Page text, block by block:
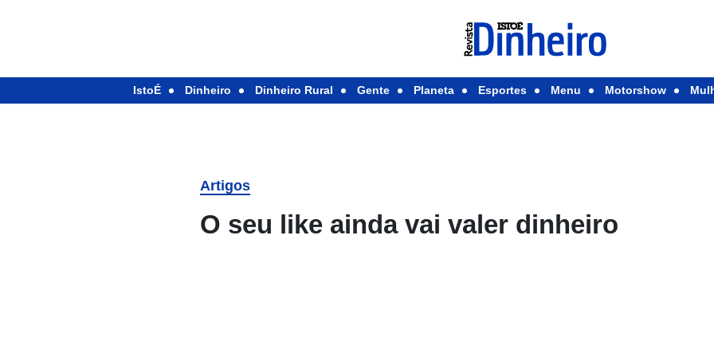
IstoÉ Dinheiro Dinheiro Rural Gente Planeta Esportes Menu Motorshow
Artigos
O seu like ainda vai valer dinheiro